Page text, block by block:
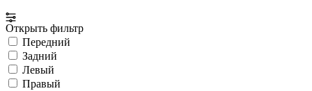
Открыть фильтр
Передний
Задний
Левый
Правый